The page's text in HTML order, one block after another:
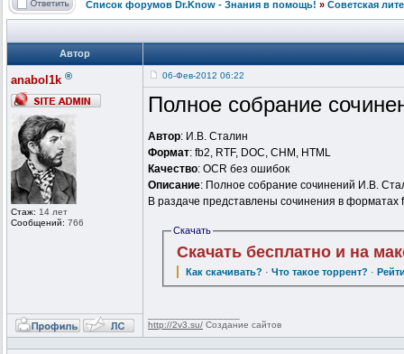
Список форумов Dr.Know - Знания в помощь! » Советская
Автор
anabol1k ®
Стаж: 14 лет
Сообщений: 766
06-Фев-2012 06:22
Полное собрание
Автор: И.В. Сталин
Формат: fb2, RTF, DOC, CHM, HTML
Качество: OCR без ошибок
Описание: Полное собрание сочинений И.В.
В раздаче представлены сочинения в
Скачать
Скачать бесплатно и на
Как скачивать? ·Что такое торрент? ·
http://2v3.su/ Создание сайтов